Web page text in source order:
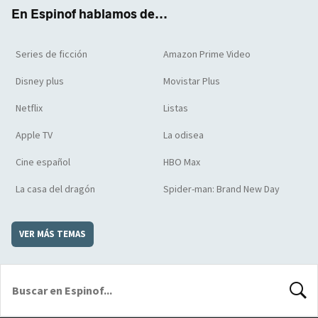
En Espinof hablamos de...
Series de ficción Amazon Prime Video
Disney plus Movistar Plus
Netflix Listas
Apple TV La odisea
Cine español HBO Max
La casa del dragón Spider-man: Brand New Day
VER MÁS TEMAS